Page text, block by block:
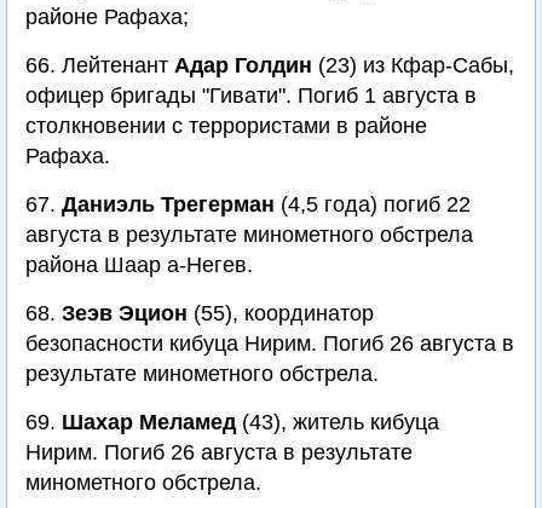
районе Рафаха;
66. Лейтенант Адар Голдин (23) из Кфар-Сабы,
офицер бригады "Гивати". Погиб 1 августа в
столкновении с террористами в районе
Рафаха.
67. Даниэль Трегерман (4,5 года) погиб 22
августа в результате минометного обстрела
района Шаар а-Негев.
68. Зеэв Эцион (55), координатор
безопасности кибуца Нирим. Погиб 26 августа в
результате минометного обстрела.
69. Шахар Меламед(43), житель кибуца
Нирим. Погиб 26 августа в результате
минометного обстрела.